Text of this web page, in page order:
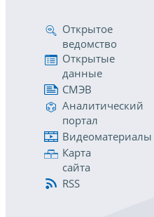
Открытое
ведомство
Открытые
данные
СМЭВ
Аналитический
портал
Видеоматериалы
Карта
сайта
RSS